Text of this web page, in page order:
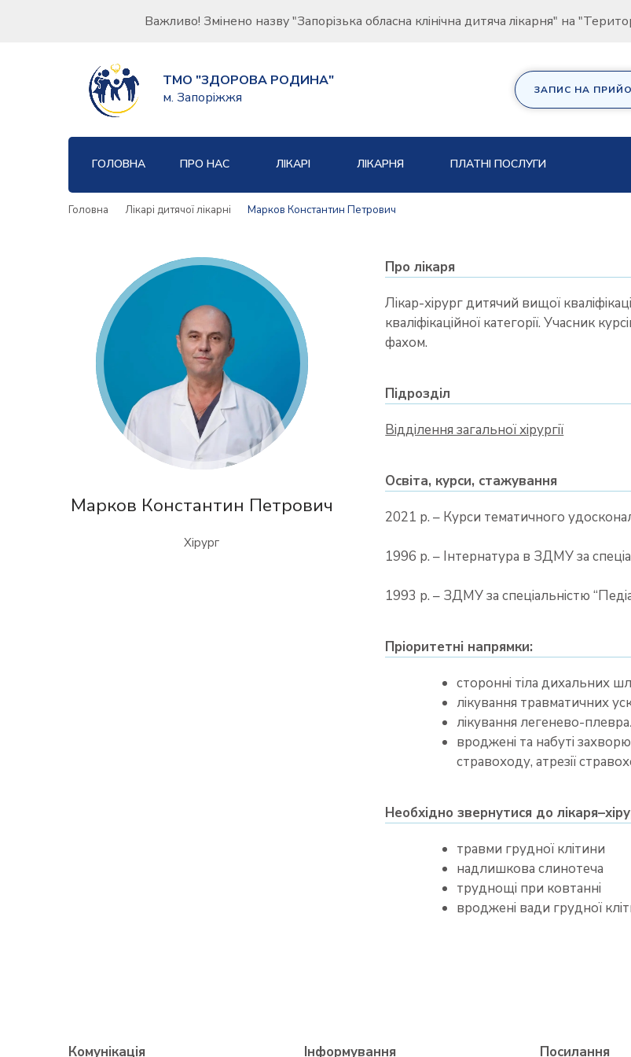
Важливо! Змінено назву "Запорізька обласна клінічна дитяча лікарня" на
ТМО "ЗДОРОВА РОДИНА"
м. Запоріжжя
ЗАПИС НА
ГОЛОВНА ПРО НАС ЛІКАРІ ЛІКАРНЯ ПЛАТНІ ПОСЛУГИ
Головна Лікарі дитячої лікарні Марков Константин Петрович
Про лікаря
Лікар-хірург дитячий вищої
кваліфікаційної категорії. Учасник
фахом.
Підрозділ
Відділення загальної хірургії
Освіта, курси, стажування
2021 р. – Курси тематичного
1996 р. – Інтернатура в ЗДМУ за
1993 р. – ЗДМУ за спеціальністю
Пріоритетні напрямки:
сторонні тіла дихальних
лікування травматичних
лікування легенево-
вроджені та набуті
стравоходу, атрезії
Необхідно звернутися до
травми грудної клітини
надлишкова слинотеча
труднощі при ковтанні
вроджені вади грудної
Марков Константин Петрович
Хірург
Комунікація Інформування Посилання